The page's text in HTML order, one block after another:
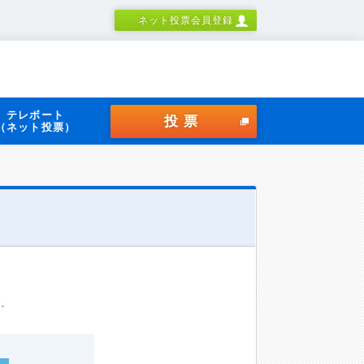
ネット投票会員登録
テレボート
（ネット投票）
投票